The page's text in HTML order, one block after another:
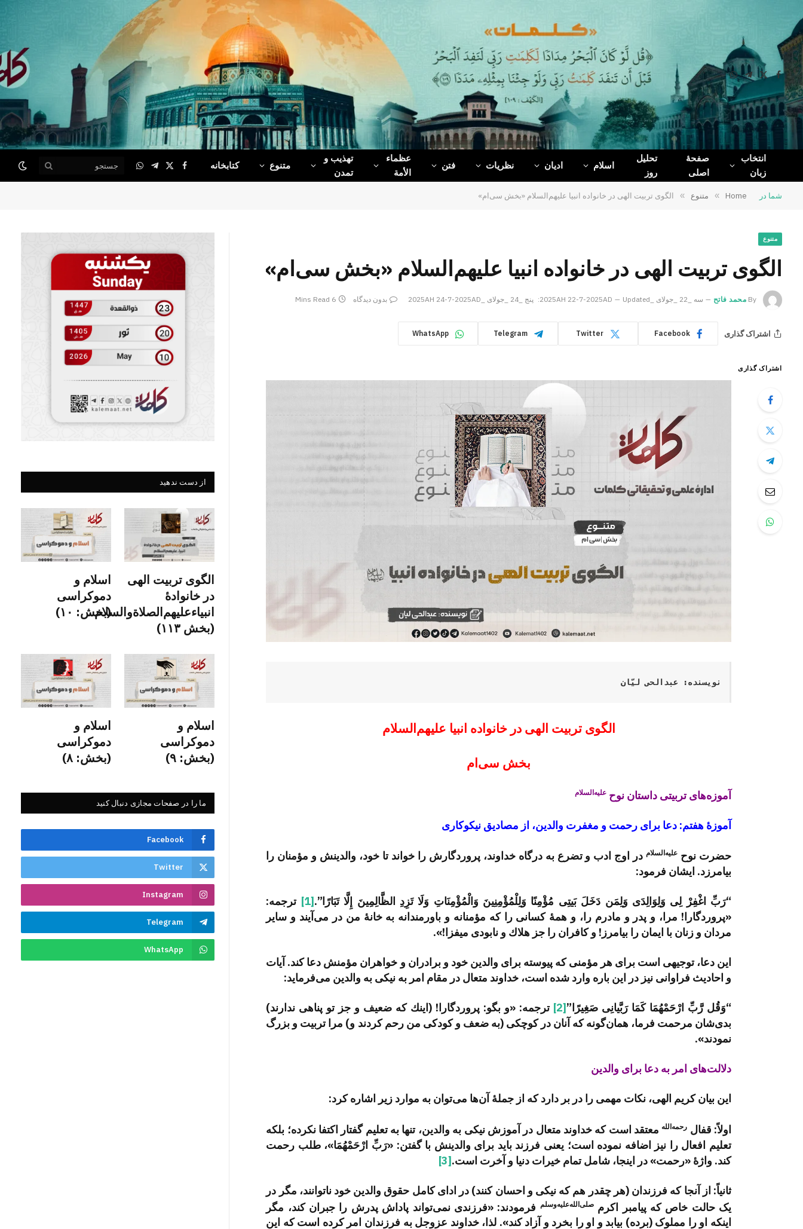
Facebook
X
(Twitter)
Telegram
WhatsApp
انتخاب
زبان
صفحۀ
اصلی
تحلیل
روز
اسلام ادیان نظریات فتن
عظماء‌
الأمة
تهذیب و
تمدن
متنوع کتابخانه Facebook
X
(Twitter)
Telegram
WhatsApp
شما در Home
» متنوع » الگوی تربیت الهی در خانواده انبیا‌‌ علیهم‌السلام «بخش سی‌ام»
متنوع
الگوی تربیت الهی در خانواده انبیا‌‌ علیهم‌السلام «بخش سی‌ام»
By محمد فاتح سه _22 _جولای _2025AH 22-7-2025AD Updated: پنج _24 _جولای _2025AH 24-7-2025AD بدون دیدگاه 6 Mins Read
اشتراک گذاری Facebook
Twitter
Telegram
WhatsApp
اشتراک گذاری
نویسنده: عبدالحی لیّان
الگوی تربیت الهی در خانواده انبیا‌‌ علیهم‌السلام
بخش سی‌ام
آموزه‌های تربیتی داستان نوح علیه‌السلام
آموزۀ هفتم: دعا برای رحمت و مغفرت والدین، از مصادیق نیکوکاری
حضرت نوح علیه‌السلامدر اوج ادب و تضرع به درگاه خداوند، پروردگارش را خواند تا خود، والدینش و مؤمنان را
بیامرزد. ایشان فرمود:
“رَبِّ اغْفِرْ لِی وَلِوَالِدَی وَلِمَن دَخَلَ بَیتِی مُؤْمِنًا وَلِلْمُؤْمِنِینَ وَالْمُؤْمِنَاتِ وَلَا تَزِدِ الظَّالِمِینَ إِلَّا تَبَارًا”.[1]
ترجمه:
‏«پروردگارا! مرا، و پدر و مادرم را، و همۀ كسانی را كه مؤمنانه و باورمندانه به خانۀ من در می‌آیند و سایر
مردان و زنان با ایمان را بیامرز! و كافران را جز هلاك و نابودی میفزا!»‏.
این دعا، توجیهی است برای هر مؤمنی که پیوسته برای والدین خود و برادران و خواهران مؤمنش دعا کند. آیات
و احادیث فراوانی نیز در این باره وارد شده است، خداوند متعال در مقام امر به نیکی به والدین می‌فرماید:
“وَقُل رَّبِّ ارْحَمْهُمَا كَمَا رَبَّیانِی صَغِیرًا”[2]
ترجمه: «و بگو: پروردگارا! (اینك كه ضعیف و جز تو پناهی ندارند)
بدی‌شان مرحمت فرما، همان‌گونه كه آنان در كوچكی (به ضعف و كودكی من رحم كردند و) مرا تربیت و بزرگ
نمودند».
دلالت‌های امر به دعا برای والدین
این بیان کریم الهی، نکات مهمی را در بر دارد که از جملۀ آن‌ها می‌توان به موارد زیر اشاره کرد:
اولاً: قفال رحمهالله معتقد است که خداوند متعال در آموزش نیکی به والدین، تنها به تعلیم گفتار اکتفا نکرده؛ بلکه
تعلیم افعال را نیز اضافه نموده است؛ یعنی فرزند باید برای والدینش با گفتن: «رَبِّ ارْحَمْهُمَا»، طلب رحمت
کند. واژۀ «رحمت» در اینجا، شامل تمام خیرات دنیا و آخرت است.[3]
ثانیاً: از آنجا که فرزندان (هر چقدر هم که نیکی و احسان کنند) در ادای کامل حقوق والدین خود ناتوانند، مگر در
یک حالت خاص که پیامبر اکرمصلی‌الله‌علیه‌وسلم فرمودند: «فرزندی نمی‌تواند پاداش پدرش را جبران کند، مگر
اینکه او را مملوک (برده) بیابد و او را بخرد و آزاد کند». لذا، خداوند عزوجل به فرزندان امر کرده است که این
از دست ندهید
الگوی تربیت الهی
در خانوادۀ
انبیاءعلیهم‌الصلاةو‌السلام
(بخش ۱۱۳)
اسلام و
دموکراسی
(بخش: ۱۰)
اسلام و
دموکراسی
(بخش: ۹)
اسلام و
دموکراسی
(بخش: ۸)
ما را در صفحات مجازی دنبال کنید
Facebook
Twitter
Instagram
Telegram
WhatsApp